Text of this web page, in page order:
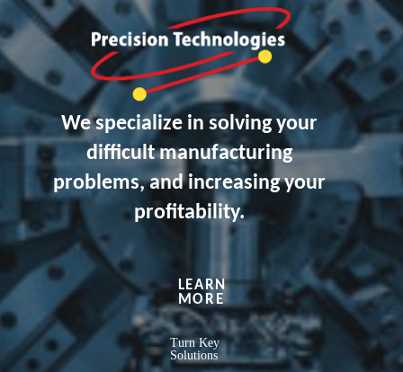
We specialize in solving your
difficult manufacturing
problems, and increasing your
profitability.
LEARN
MORE
Turn Key
Solutions